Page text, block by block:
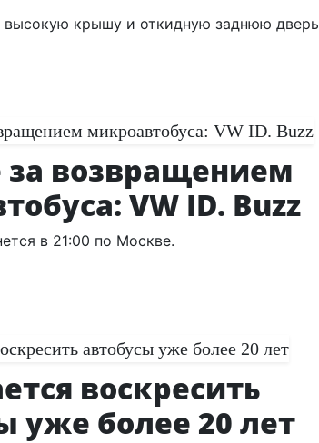
высокую крышу и откидную заднюю дверь
за возвращением
VW ID. Buzz
в 21:00 по Москве.
воскресить
уже более 20 лет